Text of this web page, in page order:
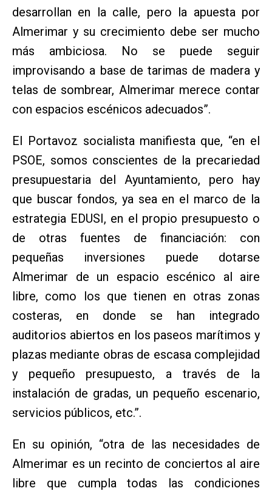
desarrollan en la calle, pero la apuesta por
Almerimar y su crecimiento debe ser mucho
más ambiciosa. No se puede seguir
improvisando a base de tarimas de madera y
telas de sombrear, Almerimar merece contar
con espacios escénicos adecuados”.
El Portavoz socialista manifiesta que, “en el
PSOE, somos conscientes de la precariedad
presupuestaria del Ayuntamiento, pero hay
que buscar fondos, ya sea en el marco de la
estrategia EDUSI, en el propio presupuesto o
de otras fuentes de financiación: con
pequeñas inversiones puede dotarse
Almerimar de un espacio escénico al aire
libre, como los que tienen en otras zonas
costeras, en donde se han integrado
auditorios abiertos en los paseos marítimos y
plazas mediante obras de escasa complejidad
y pequeño presupuesto, a través de la
instalación de gradas, un pequeño escenario,
servicios públicos, etc.”.
En su opinión, “otra de las necesidades de
Almerimar es un recinto de conciertos al aire
libre que cumpla todas las condiciones